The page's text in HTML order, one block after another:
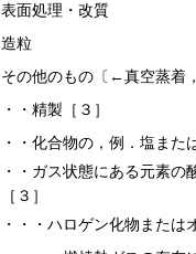
表面処理・改質
造粒
その他のもの〔←真空蒸着
・・精製［３］
・・化合物の，例．塩また
・・ガス状態にある元素
［３］
・・・ハロゲン化物または